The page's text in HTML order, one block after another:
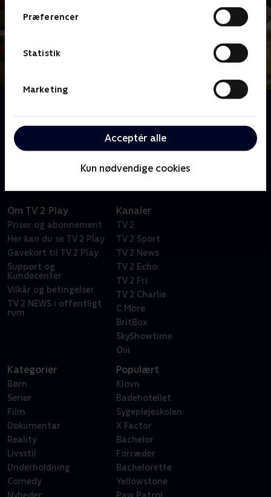
Præferencer
Statistik
Marketing
Acceptér alle
Kun nødvendige cookies
bachelorettes, Sofie og Mie, er klar til at finde
kærligheden.
Om TV 2 Play
Priser og abonnement
Her kan du se TV 2 Play
Gavekort til TV 2 Play
Support og
Kundecenter
Vilkår og betingelser
TV 2 NEWS i offentligt
rum
Kanaler
TV 2
TV 2 Sport
TV 2 News
TV 2 Echo
TV 2 Fri
TV 2 Charlie
C More
BritBox
SkyShowtime
Oiii
Kategorier
Børn
Serier
Film
Dokumentar
Reality
Livsstil
Underholdning
Comedy
Populært
Klovn
Badehotellet
Sygeplejeskolen
X Factor
Bachelor
Forræder
Bachelorette
Yellowstone